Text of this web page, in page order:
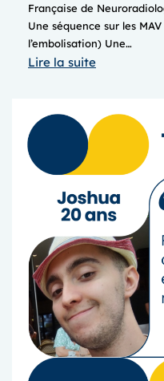
Française de
Une séquence sur les
l’embolisation) Une…
Lire la suite:
ATELIERS
2025